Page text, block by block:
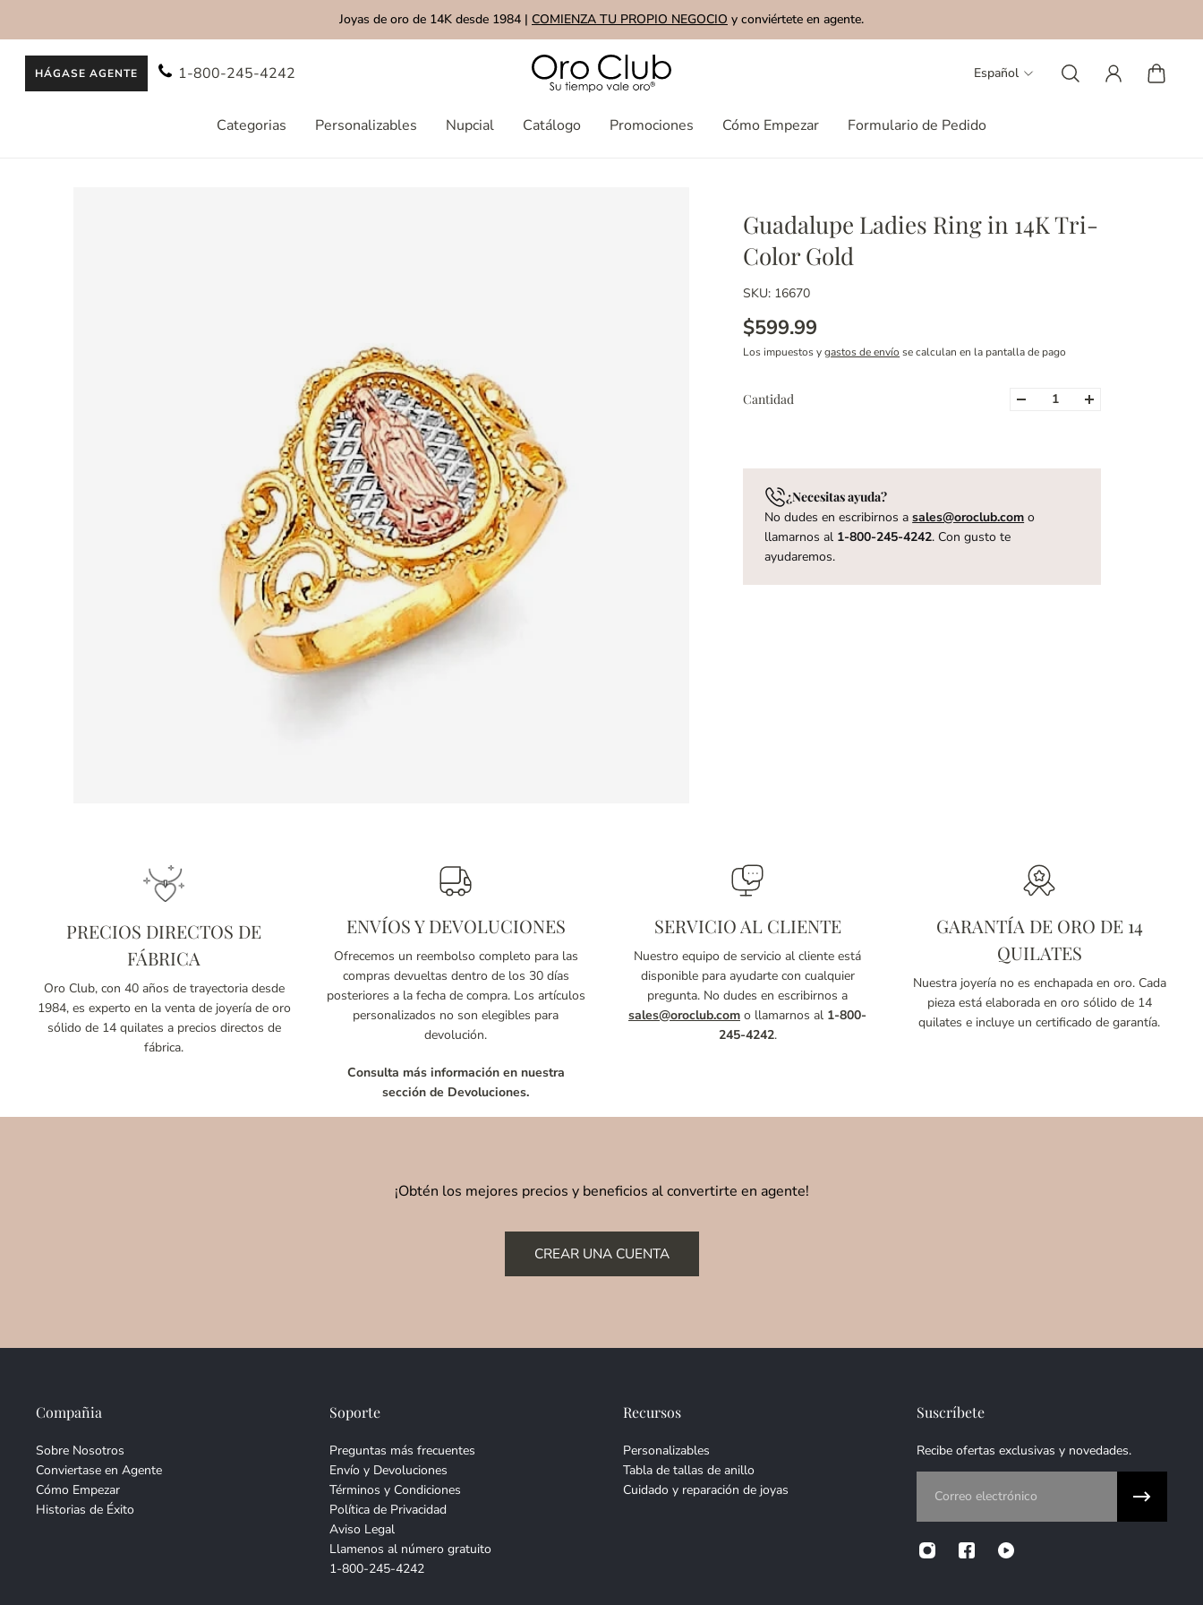
Joyas de oro de 14K desde 1984 | COMIENZA TU PROPIO NEGOCIO y conviértete en agente.
Categorias Personalizables Nupcial Catálogo Promociones Cómo Empezar Formulario de Pedido
Español
HÁGASE AGENTE 1-800-245-4242
Guadalupe Ladies Ring in 14K Tri-
Color Gold
SKU: 16670
$599.99
Los impuestos ygastos de envío se calculan en la pantalla de pago
Cantidad
¿Necesitas ayuda?
No dudes en escribirnos asales@oroclub.com o
llamarnos al 1-800-245-4242. Con gusto te
ayudaremos.
PRECIOS DIRECTOS DE
FÁBRICA
Oro Club, con 40 años de trayectoria desde
1984, es experto en la venta de joyería de oro
sólido de 14 quilates a precios directos de
fábrica.
ENVÍOS Y DEVOLUCIONES
Ofrecemos un reembolso completo para las
compras devueltas dentro de los 30 días
posteriores a la fecha de compra. Los artículos
personalizados no son elegibles para
devolución.
Consulta más información en nuestra
sección de Devoluciones.
SERVICIO AL CLIENTE
Nuestro equipo de servicio al cliente está
disponible para ayudarte con cualquier
pregunta. No dudes en escribirnos a
sales@oroclub.com o llamarnos al 1-800-
245-4242.
GARANTÍA DE ORO DE 14
QUILATES
Nuestra joyería no es enchapada en oro. Cada
pieza está elaborada en oro sólido de 14
quilates e incluye un certificado de garantía.
¡Obtén los mejores precios y beneficios al convertirte en agente!
CREAR UNA CUENTA
Compañia
Sobre Nosotros
Conviertase en Agente
Cómo Empezar
Historias de Éxito
Soporte
Preguntas más frecuentes
Envío y Devoluciones
Términos y Condiciones
Política de Privacidad
Aviso Legal
Llamenos al número gratuito
1-800-245-4242
Recursos
Personalizables
Tabla de tallas de anillo
Cuidado y reparación de joyas
Suscríbete
Recibe ofertas exclusivas y novedades.